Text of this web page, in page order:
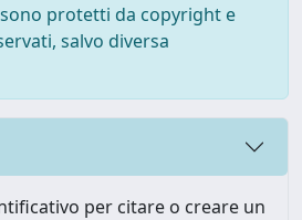
protetti da copyright e
salvo diversa
per citare o creare un